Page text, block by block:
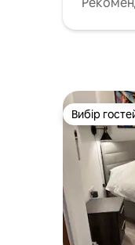
Вибір
Вибір